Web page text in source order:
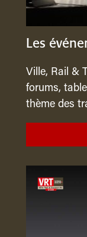
Les
Ville, Rail &
forums,
thème des